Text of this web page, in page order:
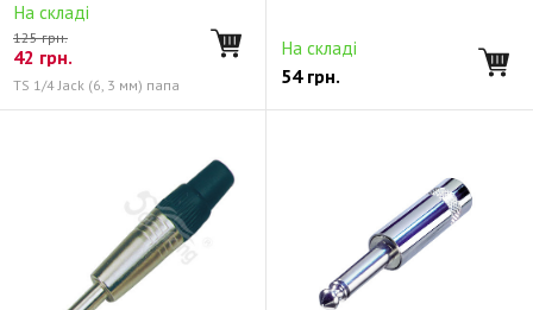
На складі
125 грн.
42 грн.
TS 1/4 Jack (6, 3 мм) папа
На складі
54грн.